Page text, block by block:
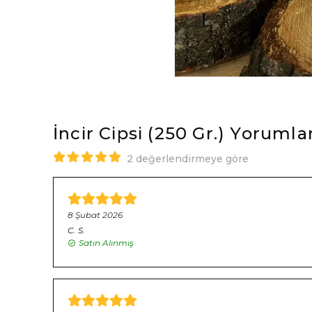
İncir Cipsi (250 Gr.)
2 değerlendirmeye göre
8 Şubat 2026
C. S.
Satın Alınmış